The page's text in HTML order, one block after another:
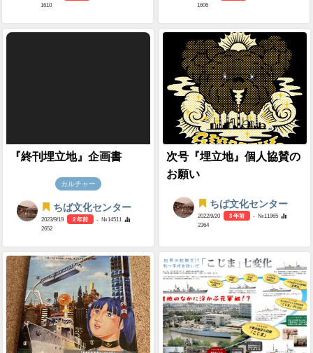
1610 1606
『終刊埋立地』企画書
カルチャー
ちば文化センター
2023/9/19 2 年前
- №14511
2652
次号『埋立地』個人協賛の
お願い
ちば文化センター
2022/9/20 3 年前
- №11965
2364